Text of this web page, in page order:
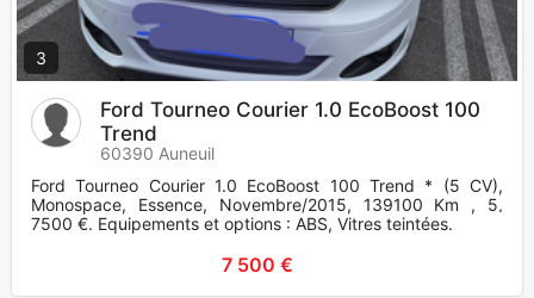
3
Ford Tourneo Courier 1.0 EcoBoost 100
Trend
60390 Auneuil
Ford Tourneo Courier 1.0 EcoBoost 100 Trend * (5 CV),
Monospace, Essence, Novembre/2015, 139100 Km , 5,
7500 €. Equipements et options : ABS, Vitres teintées.
7 500 €